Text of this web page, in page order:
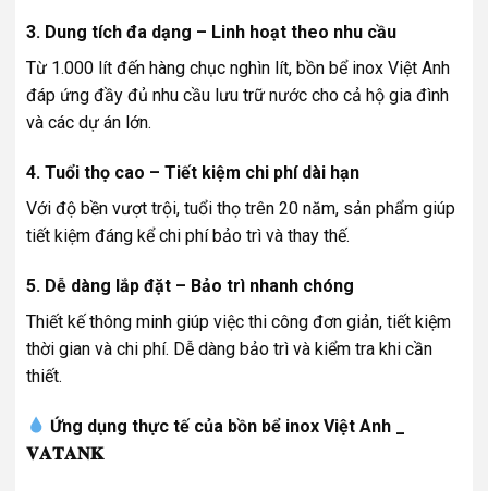
3. Dung tích đa dạng – Linh hoạt theo nhu cầu
Từ 1.000 lít đến hàng chục nghìn lít, bồn bể inox Việt Anh
đáp ứng đầy đủ nhu cầu lưu trữ nước cho cả hộ gia đình
và các dự án lớn.
4. Tuổi thọ cao – Tiết kiệm chi phí dài hạn
Với độ bền vượt trội, tuổi thọ trên 20 năm, sản phẩm giúp
tiết kiệm đáng kể chi phí bảo trì và thay thế.
5. Dễ dàng lắp đặt – Bảo trì nhanh chóng
Thiết kế thông minh giúp việc thi công đơn giản, tiết kiệm
thời gian và chi phí. Dễ dàng bảo trì và kiểm tra khi cần
thiết.
Ứng dụng thực tế của bồn bể inox Việt Anh _
𝐕𝐀𝐓𝐀𝐍𝐊